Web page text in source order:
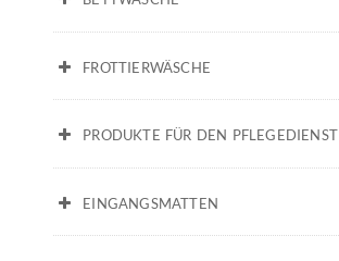
FROTTIERWÄSCHE
PRODUKTE FÜR DEN PFLEGEDIENST
EINGANGSMATTEN